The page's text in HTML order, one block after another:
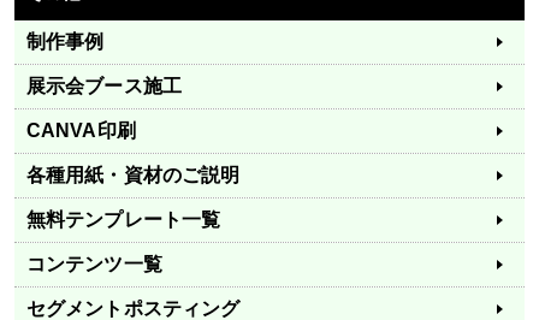
制作事例
展示会ブース施工
CANVA印刷
各種用紙・資材のご説明
無料テンプレート一覧
コンテンツ一覧
セグメントポスティング